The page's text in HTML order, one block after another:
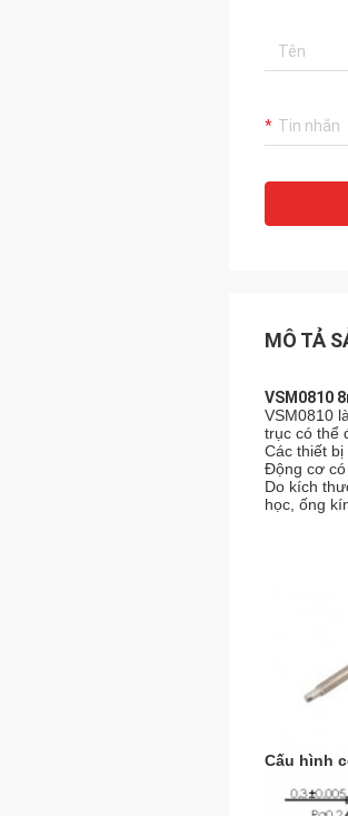
MÔ TẢ
VSM0810
VSM0810
trục có thể
Các thiết
Động cơ có
Do kích
học, ống
Cấu hình